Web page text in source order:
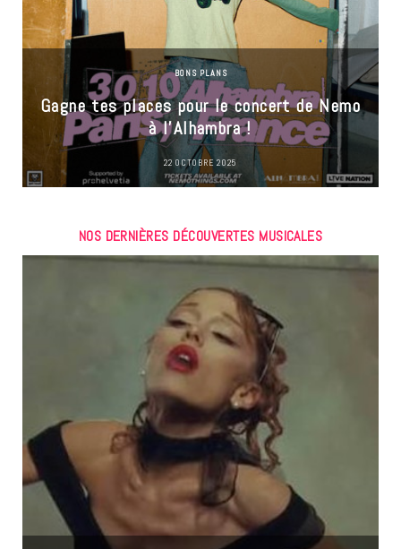
BONS PLANS
Gagne tes places pour le concert de Nemo
à l’Alhambra !
22 OCTOBRE 2025
NOS DERNIÈRES DÉCOUVERTES MUSICALES